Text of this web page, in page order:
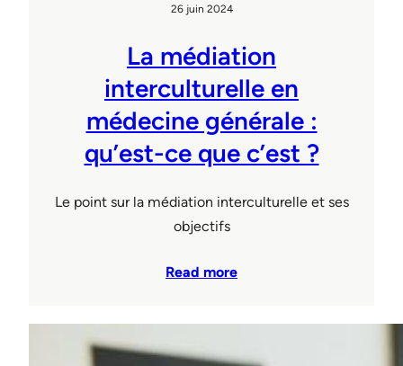
26 juin 2024
La médiation
interculturelle en
médecine générale :
qu’est-ce que c’est ?
Le point sur la médiation interculturelle et ses
objectifs
Read more